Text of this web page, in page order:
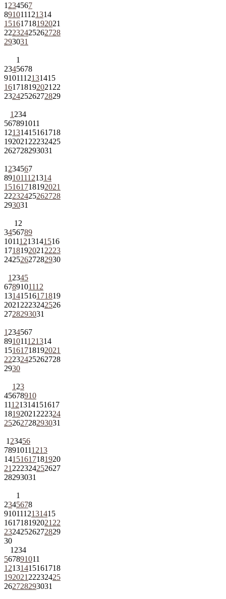
1 234567
891011121314
15161718192021
22232425262728
293031
1
2345678
9101112131415
161718192021 22
23242526272829
1 234
567891011
12131415161718
192021 22232425
262728293031
1 234567
891011121314
15161718192021
22232425262728
293031
1 2
3456789
10111213141516
1718192021 2223
24252627282930
1 2345
6789101112
13141516171819
2021 2223242526
2728293031
1 234567
891011121314
15161718192021
22232425262728
2930
1 23
45678910
11121314151617
18192021 222324
25262728293031
1 23456
78910111213
14151617181920
21 222324252627
28293031
1
2345678
9101112131415
161718192021 22
23242526272829
30
1 234
567891011
12131415161718
192021 22232425
262728293031